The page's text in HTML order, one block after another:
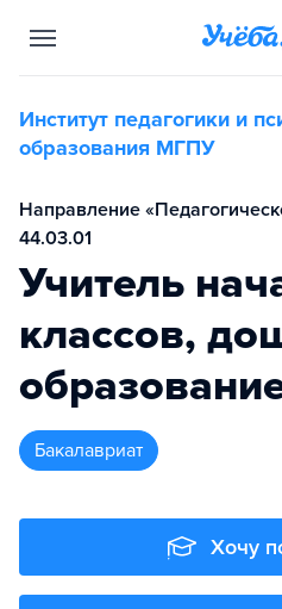
Институт педагогики и
образования МГПУ
Направление
44.03.01
Учитель
классов,
бакалавриат
Хочу